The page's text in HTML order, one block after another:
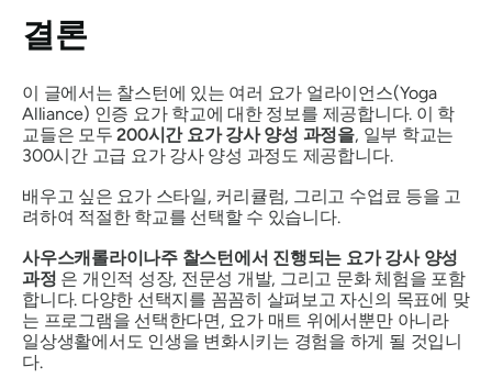
결론
이 글에서는 찰스턴에 있는 여러 요가 얼라이언스(Yoga
Alliance) 인증 요가 학교에 대한 정보를 제공합니다. 이 학
교들은 모두200시간 요가 강사 양성 과정을, 일부 학교는
300시간 고급 요가 강사 양성 과정도 제공합니다.
배우고 싶은 요가 스타일, 커리큘럼, 그리고 수업료 등을 고
려하여 적절한 학교를 선택할 수 있습니다.
사우스캐롤라이나주 찰스턴에서 진행되는 요가 강사 양성
과정 은 개인적 성장, 전문성 개발, 그리고 문화 체험을 포함
합니다. 다양한 선택지를 꼼꼼히 살펴보고 자신의 목표에 맞
는 프로그램을 선택한다면, 요가 매트 위에서뿐만 아니라
일상생활에서도 인생을 변화시키는 경험을 하게 될 것입니
다.